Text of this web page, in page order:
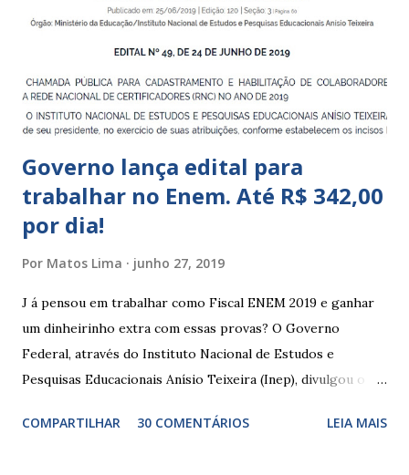
Educação Infantil, que recebe crianças de zero a 5 anos e 11
Indígena, e trabalham com cri...
Governo lança edital para
trabalhar no Enem. Até R$ 342,00
por dia!
Por Matos Lima junho 27, 2019
J á pensou em trabalhar como Fiscal ENEM 2019 e ganhar
um dinheirinho extra com essas provas? O Governo
Federal, através do Instituto Nacional de Estudos e
Pesquisas Educacionais Anísio Teixeira (Inep), divulgou o
Enem 2019. O Exame Nacional do Ensino Médio ou ENEM é
COMPARTILHAR 30 COMENTÁRIOS LEIA MAIS